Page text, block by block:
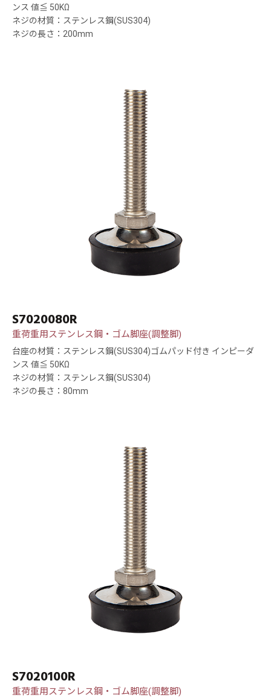
ンス 値≦ 50KΩ
ネジの材質：ステンレス鋼(SUS304)
ネジの長さ：200mm
S7020080R
重荷重用ステンレス鋼・ゴム脚座(調整脚)
台座の材質：ステンレス鋼(SUS304)ゴムパッド付き インピーダ
ンス 値≦ 50KΩ
ネジの材質：ステンレス鋼(SUS304)
ネジの長さ：80mm
S7020100R
重荷重用ステンレス鋼・ゴム脚座(調整脚)